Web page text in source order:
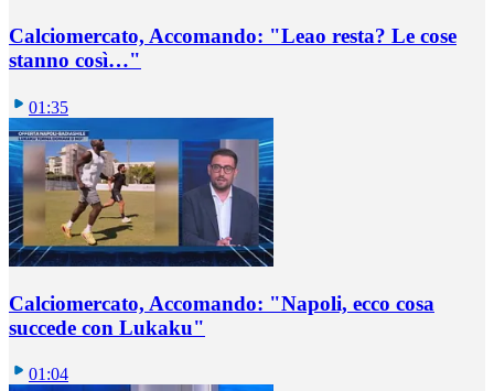
Calciomercato, Accomando: "Leao resta? Le cose
stanno così…"
01:35
Calciomercato, Accomando: "Napoli, ecco cosa
succede con Lukaku"
01:04